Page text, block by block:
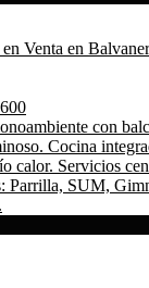
con
Cocina
calor. Servicios
Parrilla, SUM,